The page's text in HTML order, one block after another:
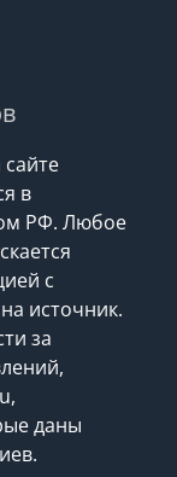
в
РФ. Любое
с
источник.
за
даны